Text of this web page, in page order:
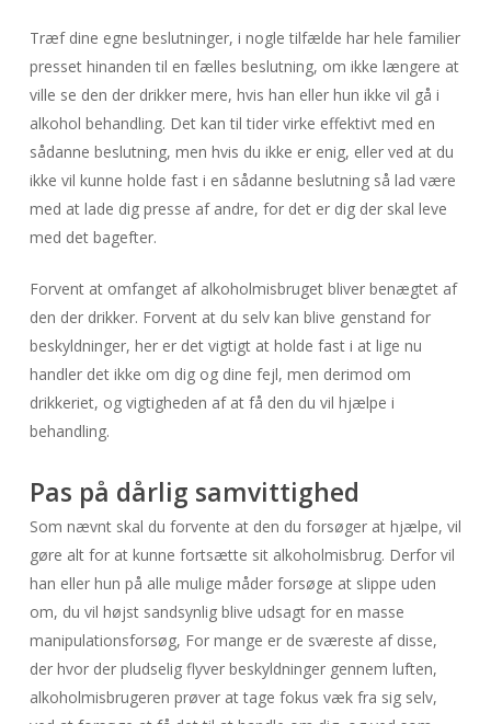
Træf dine egne beslutninger, i nogle tilfælde har hele familier
presset hinanden til en fælles beslutning, om ikke længere at
ville se den der drikker mere, hvis han eller hun ikke vil gå i
alkohol behandling. Det kan til tider virke effektivt med en
sådanne beslutning, men hvis du ikke er enig, eller ved at du
ikke vil kunne holde fast i en sådanne beslutning så lad være
med at lade dig presse af andre, for det er dig der skal leve
med det bagefter.
Forvent at omfanget af alkoholmisbruget bliver benægtet af
den der drikker. Forvent at du selv kan blive genstand for
beskyldninger, her er det vigtigt at holde fast i at lige nu
handler det ikke om dig og dine fejl, men derimod om
drikkeriet, og vigtigheden af at få den du vil hjælpe i
behandling.
Pas på dårlig samvittighed
Som nævnt skal du forvente at den du forsøger at hjælpe, vil
gøre alt for at kunne fortsætte sit alkoholmisbrug. Derfor vil
han eller hun på alle mulige måder forsøge at slippe uden
om, du vil højst sandsynlig blive udsagt for en masse
manipulationsforsøg, For mange er de sværeste af disse,
der hvor der pludselig flyver beskyldninger gennem luften,
alkoholmisbrugeren prøver at tage fokus væk fra sig selv,